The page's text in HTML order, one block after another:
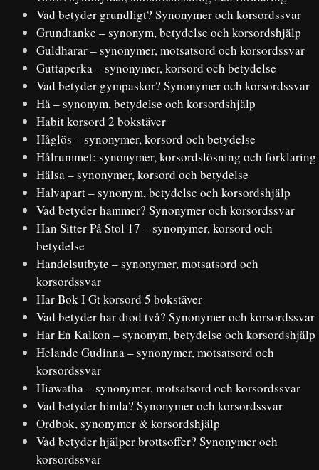
Vad betyder grundligt? Synonymer och korsordssvar
Grundtanke – synonym, betydelse och korsordshjälp
Guldharar – synonymer, motsatsord och korsordssvar
Guttaperka – synonymer, korsord och betydelse
Vad betyder gympaskor? Synonymer och korsordssvar
Hå – synonym, betydelse och korsordshjälp
Habit korsord 2 bokstäver
Håglös – synonymer, korsord och betydelse
Hålrummet: synonymer, korsordslösning och förklaring
Hälsa – synonymer, korsord och betydelse
Halvapart – synonym, betydelse och korsordshjälp
Vad betyder hammer? Synonymer och korsordssvar
Han Sitter På Stol 17 – synonymer, korsord och
betydelse
Handelsutbyte – synonymer, motsatsord och
korsordssvar
Har Bok I Gt korsord 5 bokstäver
Vad betyder har diod två? Synonymer och korsordssvar
Har En Kalkon – synonym, betydelse och korsordshjälp
Helande Gudinna – synonymer, motsatsord och
korsordssvar
Hiawatha – synonymer, motsatsord och korsordssvar
Vad betyder himla? Synonymer och korsordssvar
Ordbok, synonymer & korsordshjälp
Vad betyder hjälper brottsoffer? Synonymer och
korsordssvar